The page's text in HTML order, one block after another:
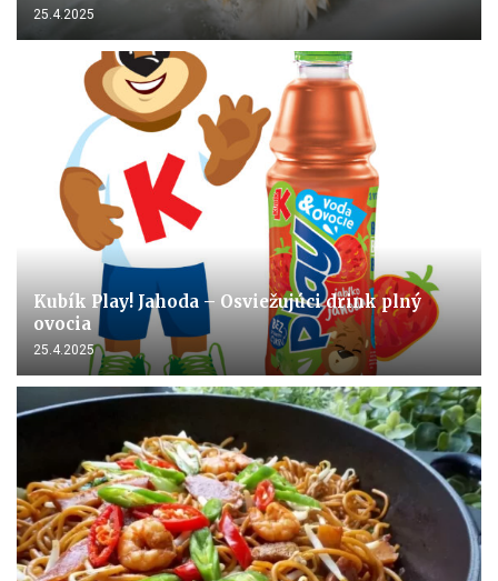
25.4.2025
Kubík Play! Jahoda – Osviežujúci drink plný
ovocia
25.4.2025